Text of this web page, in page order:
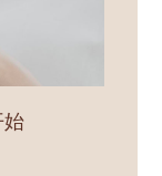
始